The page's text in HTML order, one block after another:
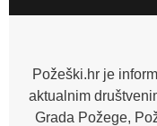
Požeški.hr je
aktualnim
Grada Požege,